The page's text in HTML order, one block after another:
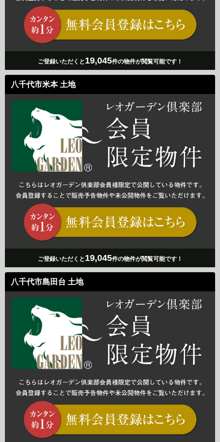
ご登録いただくと 19,045件の物件が閲覧可能です！
八千代市米本 土地
ご登録いただくと 19,045件の物件が閲覧可能です！
八千代市島田台 土地